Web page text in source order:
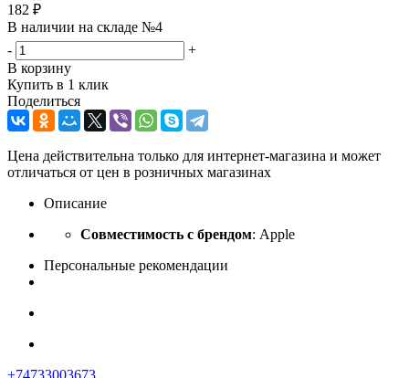
182 ₽
В наличии на складе №4
-
+
В корзину
Купить в 1 клик
Поделиться
Цена действительна только для интернет-магазина и может
отличаться от цен в розничных магазинах
Описание
Совместимость с брендом: Apple
Персональные рекомендации
+74733003673